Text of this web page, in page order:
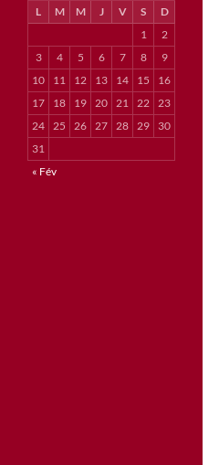
L M M J V S
D
1
2
3
4 5 6 7 8
9
10
11 12 13 14 15
16
17
18 19 20 21 22 23
24 25 26 27 28 29
30
31
« Fév